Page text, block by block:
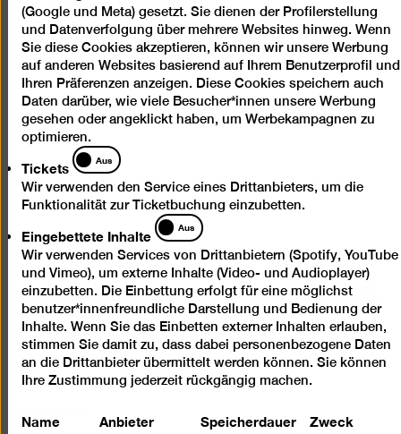
Zielgruppe
Jugendliche & Erwachsene
Ticket
Die Teilnahme ist kostenfrei.
Anmeldung
Ohne Anmeldung (begrenzte Teilnehmer*innenzahl)
Nach
oben
InstagramFacebookYouTubeSpotify
Presse
Newsletter
(Google und Meta) gesetzt. Sie dienen der Profilerstellung
und Datenverfolgung über mehrere Websites hinweg. Wenn
Sie diese Cookies akzeptieren, können wir unsere Werbung
auf anderen Websites basierend auf Ihrem Benutzerprofil und
Ihren Präferenzen anzeigen. Diese Cookies speichern auch
Daten darüber, wie viele Besucher*innen unsere Werbung
gesehen oder angeklickt haben, um Werbekampagnen zu
optimieren.
Tickets
Tickets
Aus
Wir verwenden den Service eines Drittanbieters, um die
Funktionalität zur Ticketbuchung einzubetten.
Eingebettete Inhalte
Eingebettete
Inhalte
Aus
Wir verwenden Services von Drittanbietern (Spotify, YouTube
und Vimeo), um externe Inhalte (Video- und Audioplayer)
einzubetten. Die Einbettung erfolgt für eine möglichst
benutzer*innenfreundliche Darstellung und Bedienung der
Inhalte. Wenn Sie das Einbetten externer Inhalten erlauben,
stimmen Sie damit zu, dass dabei personenbezogene Daten
an die Drittanbieter übermittelt werden können. Sie können
Ihre Zustimmung jederzeit rückgängig machen.
Name Anbieter Speicherdauer Zweck